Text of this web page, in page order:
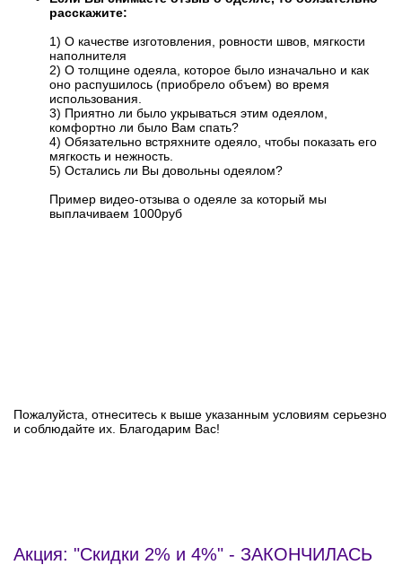
расскажите:
1) О качестве изготовления, ровности швов, мягкости
наполнителя
2) О толщине одеяла, которое было изначально и как
оно распушилось (приобрело объем) во время
использования.
3) Приятно ли было укрываться этим одеялом,
комфортно ли было Вам спать?
4) Обязательно встряхните одеяло, чтобы показать его
мягкость и нежность.
5) Остались ли Вы довольны одеялом?
Пример видео-отзыва о одеяле за который мы
выплачиваем 1000руб
Пожалуйста, отнеситесь к выше указанным условиям серьезно
и соблюдайте их. Благодарим Вас!
Акция: "Скидки 2% и 4%" - ЗАКОНЧИЛАСЬ